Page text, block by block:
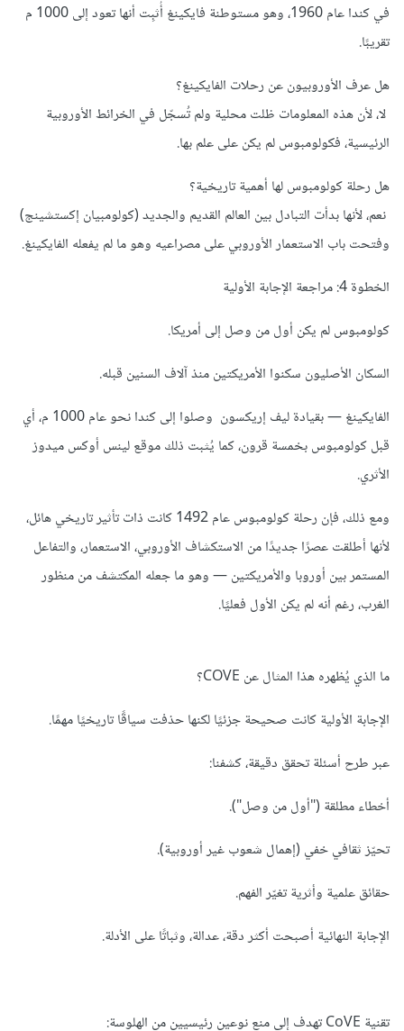
في كندا عام 1960، وهو مستوطنة فايكينغ أُثبِت أنها تعود إلى 1000 م
تقريبًا.
هل عرف الأوروبيون عن رحلات الفايكينغ؟
لا، لأن هذه المعلومات ظلت محلية ولم تُسجّل في الخرائط الأوروبية
الرئيسية، فكولومبوس لم يكن على علم بها.
هل رحلة كولومبوس لها أهمية تاريخية؟
نعم، لأنها بدأت التبادل بين العالم القديم والجديد (كولومبيان إكستشينج)
وفتحت باب الاستعمار الأوروبي على مصراعيه وهو ما لم يفعله الفايكينغ.
الخطوة 4: مراجعة الإجابة الأولية
كولومبوس لم يكن أول من وصل إلى أمريكا.
السكان الأصليون سكنوا الأمريكتين منذ آلاف السنين قبله.
الفايكينغ — بقيادة ليف إريكسون وصلوا إلى كندا نحو عام 1000 م، أي
قبل كولومبوس بخمسة قرون، كما يُثبت ذلك موقع لينس أوكس ميدوز
الأثري.
ومع ذلك، فإن رحلة كولومبوس عام 1492 كانت ذات تأثير تاريخي هائل،
لأنها أطلقت عصرًا جديدًا من الاستكشاف الأوروبي، الاستعمار، والتفاعل
المستمر بين أوروبا والأمريكتين — وهو ما جعله المكتشف من منظور
الغرب، رغم أنه لم يكن الأول فعليًا.
ما الذي يُظهره هذا المثال عن COVE؟
الإجابة الأولية كانت صحيحة جزئيًا لكنها حذفت سياقًا تاريخيًا مهمًا.
عبر طرح أسئلة تحقق دقيقة، كشفنا:
أخطاء مطلقة ("أول من وصل").
تحيّز ثقافي خفي (إهمال شعوب غير أوروبية).
حقائق علمية وأثرية تغيّر الفهم.
الإجابة النهائية أصبحت أكثر دقة، عدالة، وثباتًا على الأدلة.
تقنية CoVE تهدف إلى منع نوعين رئيسيين من الهلوسة: